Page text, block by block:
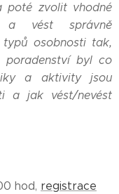
poté zvolit vhodné
a vést správně
osobnosti tak,
poradenství byl co
a aktivity jsou
a jak vést/nevést
hod, registrace